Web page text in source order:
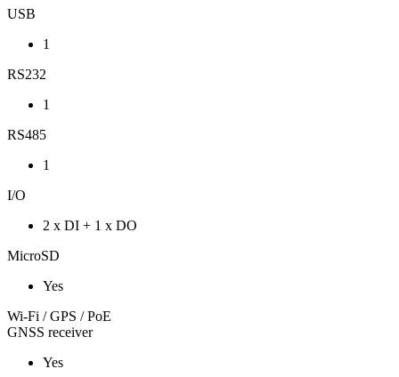
USB
1
RS232
1
RS485
1
I/O
2 x DI + 1 x DO
MicroSD
Yes
Wi-Fi / GPS / PoE
GNSS receiver
Yes